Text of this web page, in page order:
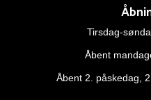
Tirsdag-
Åbent
Åbent 2. påskedag,